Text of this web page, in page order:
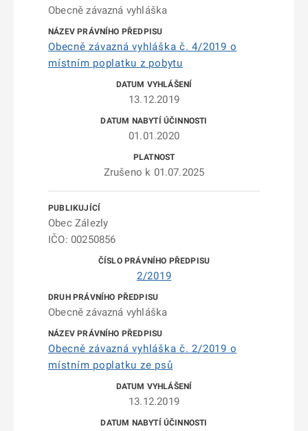
Obecně závazná vyhláška
Obecně závazná vyhláška č. 4/2019 o
místním poplatku z pobytu
13.12.2019
01.01.2020
Zrušeno k 01.07.2025
Obec Zálezly
IČO: 00250856
2/2019
Obecně závazná vyhláška
Obecně závazná vyhláška č. 2/2019 o
místním poplatku ze psů
13.12.2019